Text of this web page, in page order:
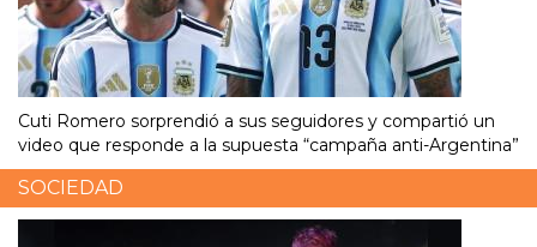
Cuti Romero sorprendió a sus seguidores y compartió un
video que responde a la supuesta “campaña anti-Argentina”
SOCIEDAD